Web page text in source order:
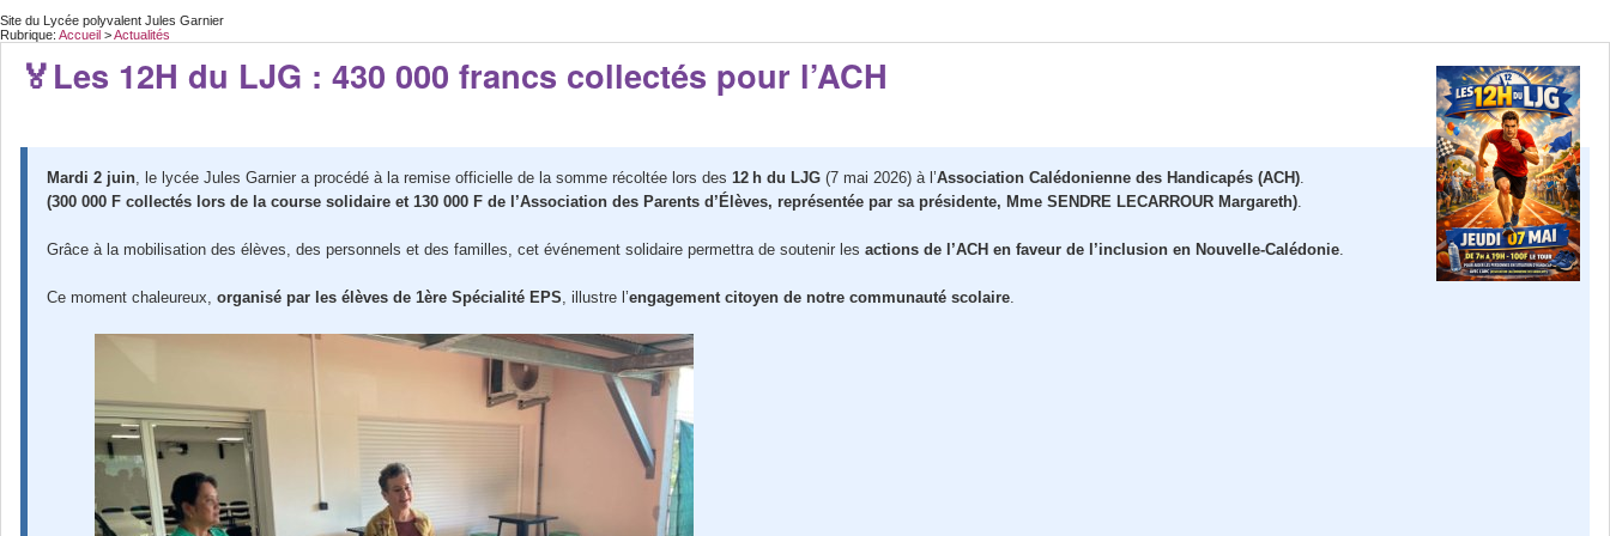
Site du Lycée polyvalent Jules Garnier
Rubrique: Accueil >Actualités
🏅Les 12H du LJG : 430 000 francs collectés pour l’ACH
Mardi 2 juin , le lycée Jules Garnier a procédé à la remise officielle de la somme récoltée lors des 12 h du LJG (7 mai 2026) à l’Association Calédonienne des Handicapés (ACH)
(300 000 F collectés lors de la course solidaire et 130 000 F de l’Association des Parents d’Élèves, représentée par sa présidente, Mme SENDRE LECARROUR Margareth)
Grâce à la mobilisation des élèves, des personnels et des familles, cet événement solidaire permettra de soutenir les actions de l’ACH en faveur de l’inclusion en Nouvelle‑Calédonie
Ce moment chaleureux, organisé par les élèves de 1ère Spécialité EPS , illustre l’engagement citoyen de notre communauté scolaire